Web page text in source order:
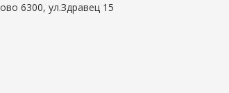
6300, ул.Здравец 15